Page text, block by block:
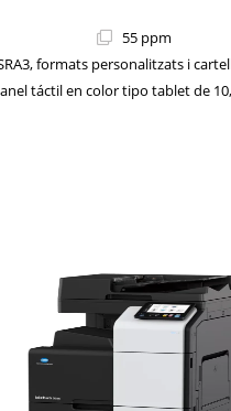
55 ppm
formats personalitzats i
táctil en color tipo tablet de